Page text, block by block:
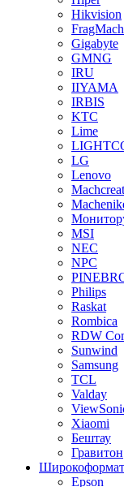
Hikvision
Gigabyte
GMNG
IRU
IIYAMA
IRBIS
KTC
Lime
LG
Lenovo
MSI
NEC
NPC
Philips
Raskat
Rombica
RDW
Sunwind
Samsung
TCL
Valday
Xiaomi
Бештау
Гравитон
Epson